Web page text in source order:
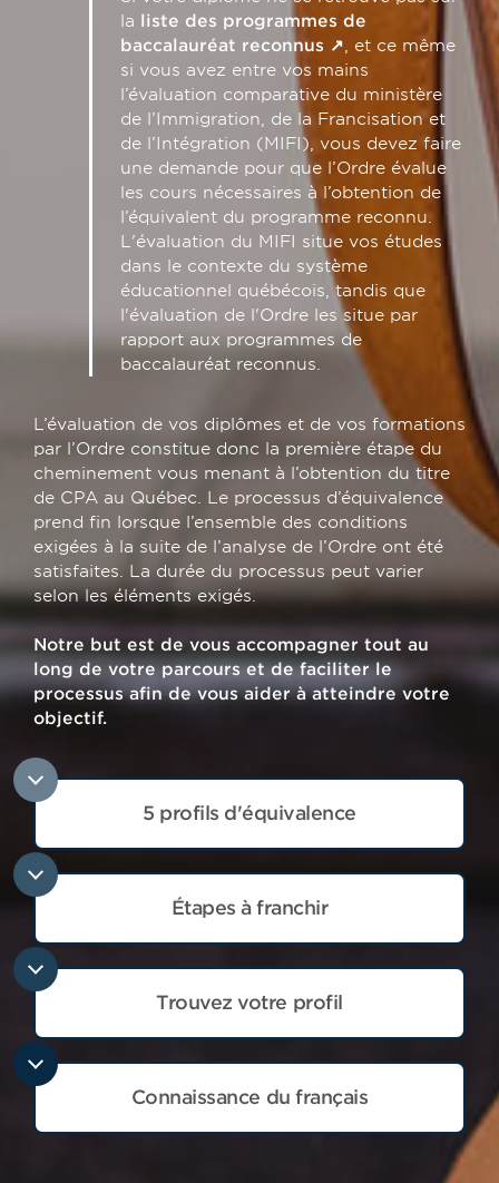
la liste des programmes de
baccalauréat reconnus
, et ce même
si vous avez entre vos mains
l’évaluation comparative du ministère
de l’Immigration, de la Francisation et
de l’Intégration (MIFI), vous devez faire
une demande pour que l’Ordre évalue
les cours nécessaires à l’obtention de
l’équivalent du programme reconnu.
L'évaluation du MIFI situe vos études
dans le contexte du système
éducationnel québécois, tandis que
l'évaluation de l'Ordre les situe par
rapport aux programmes de
baccalauréat reconnus.
L’évaluation de vos diplômes et de vos formations
par l’Ordre constitue donc la première étape du
cheminement vous menant à l’obtention du titre
de CPA au Québec. Le processus d’équivalence
prend fin lorsque l’ensemble des conditions
exigées à la suite de l’analyse de l’Ordre ont été
satisfaites. La durée du processus peut varier
selon les éléments exigés.
Notre but est de vous accompagner tout au
long de votre parcours et de faciliter le
processus afin de vous aider à atteindre votre
objectif.
5 profils d'équivalence
Étapes à franchir
Trouvez votre profil
Connaissance du français